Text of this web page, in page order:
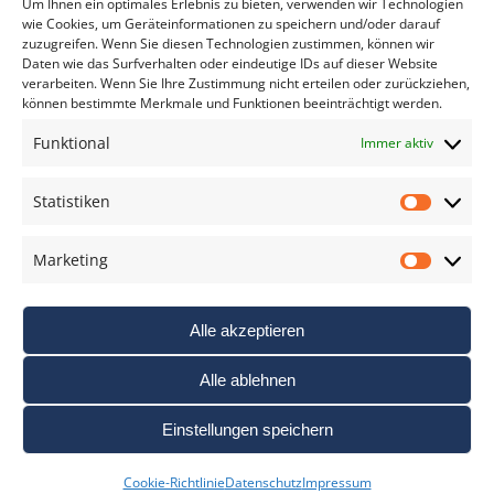
Um Ihnen ein optimales Erlebnis zu bieten, verwenden wir Technologien
wie Cookies, um Geräteinformationen zu speichern und/oder darauf
zuzugreifen. Wenn Sie diesen Technologien zustimmen, können wir
Daten wie das Surfverhalten oder eindeutige IDs auf dieser Website
verarbeiten. Wenn Sie Ihre Zustimmung nicht erteilen oder zurückziehen,
können bestimmte Merkmale und Funktionen beeinträchtigt werden.
Funktional Immer aktiv
Statistiken
Marketing
Alle akzeptieren
Alle ablehnen
Einstellungen speichern
Cookie-RichtlinieDatenschutzImpressum
Haftungsausschluss
Cookie-Richtlinie (EU)